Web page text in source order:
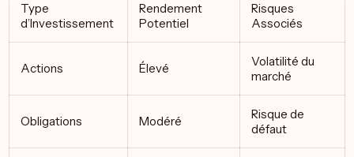
Type
d’Investissement
Rendement
Potentiel
Risques
Associés
Actions Élevé
Volatilité du
marché
Obligations Modéré
Risque de
défaut